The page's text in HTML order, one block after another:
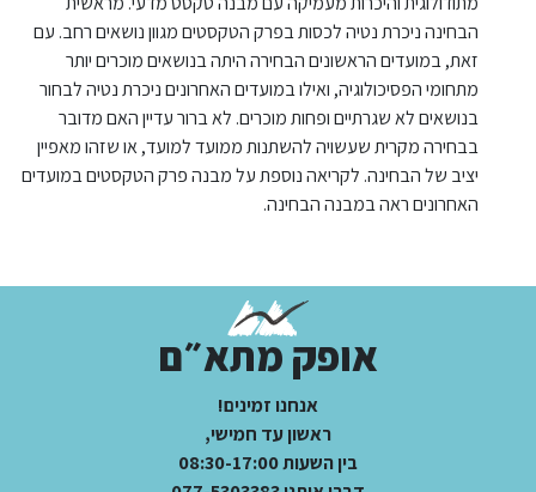
הבחינה ניכרת נטיה לכסות בפרק הטקסטים מגוון נושאים רחב. עם
זאת, במועדים הראשונים הבחירה היתה בנושאים מוכרים יותר
מתחומי הפסיכולוגיה, ואילו במועדים האחרונים ניכרת נטיה לבחור
בנושאים לא שגרתיים ופחות מוכרים. לא ברור עדיין האם מדובר
בבחירה מקרית שעשויה להשתנות ממועד למועד, או שזהו מאפיין
יציב של הבחינה. לקריאה נוספת על מבנה פרק הטקסטים במועדים
האחרונים ראה במבנה הבחינה.
אופק מתא״ם
אנחנו זמינים!
ראשון עד חמישי,
בין השעות 08:30-17:00